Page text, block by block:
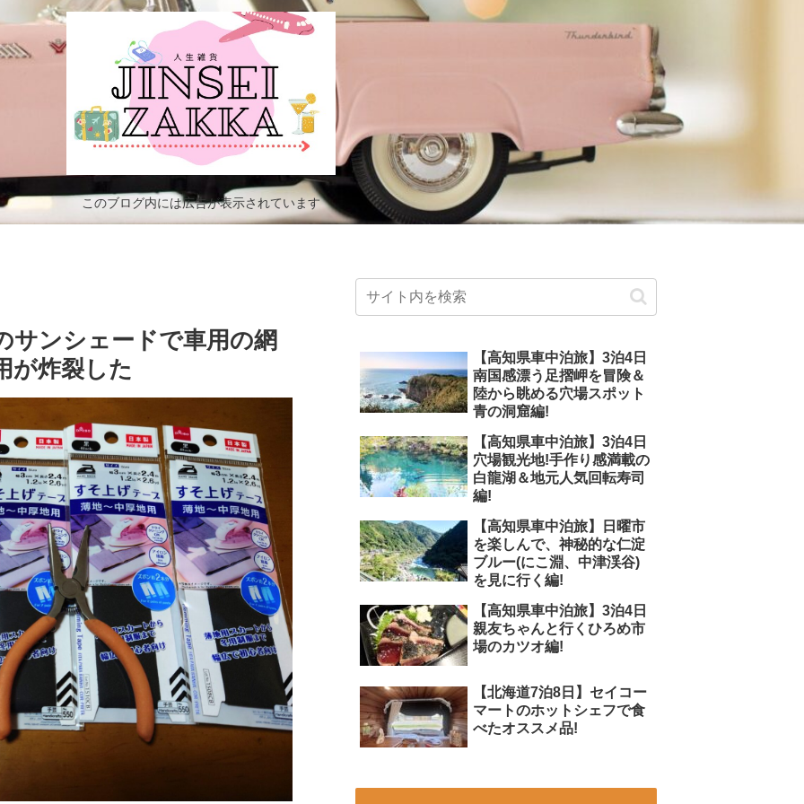
このブログ内には広告が表示されています
サンシェードで車用の網
が炸裂した
【高知県車中泊旅】3泊4日
南国感漂う足摺岬を冒険＆
陸から眺める穴場スポット
青の洞窟編!
【高知県車中泊旅】3泊4日
穴場観光地!手作り感満載の
白龍湖＆地元人気回転寿司
編!
【高知県車中泊旅】日曜市
を楽しんで、神秘的な仁淀
ブルー(にこ淵、中津渓谷)
を見に行く編!
【高知県車中泊旅】3泊4日
親友ちゃんと行くひろめ市
場のカツオ編!
【北海道7泊8日】セイコー
マートのホットシェフで食
べたオススメ品!